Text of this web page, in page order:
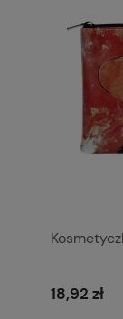
18,92 zł